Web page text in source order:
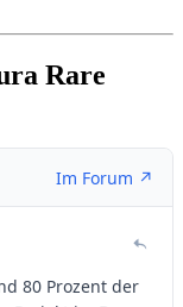
Rare